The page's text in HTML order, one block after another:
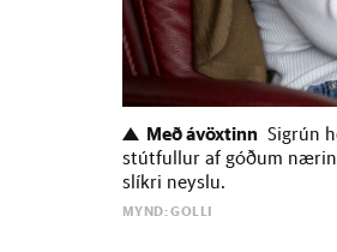
Með ávöxtinn Sigrún
stútfullur af góðum
slíkri neyslu.
MYND: GOLLI